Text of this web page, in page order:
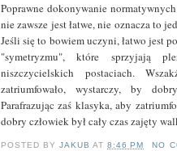
Poprawne dokonywanie
nie zawsze jest łatwe, nie oznacza to
Jeśli się to bowiem uczyni, łatwo jest
"symetryzmu", które sprzyjają
niszczycielskich postaciach.
zatriumfowało, wystarczy, by
Parafrazując zaś klasyka, aby
dobry człowiek był cały czas zajęty
POSTED BYJAKUB AT8:46 PM
NO